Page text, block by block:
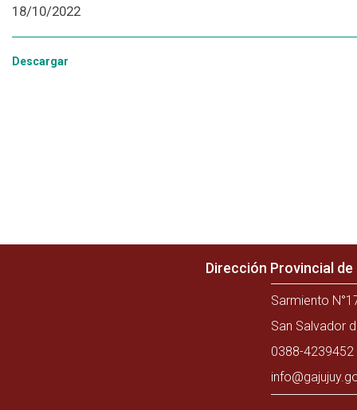
18/10/2022
Descargar
Dirección Provincial
Sarmiento
San Salvador
0388-